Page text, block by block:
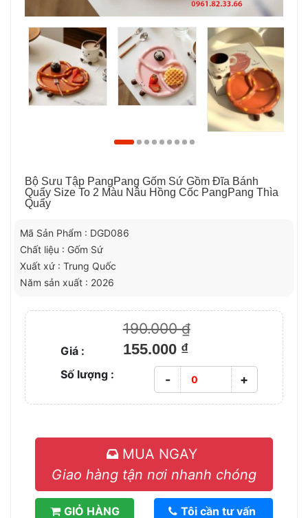
Bộ Sưu Tập PangPang Gốm Sứ Gồm Đĩa Bánh
Quẩy Size To 2 Màu Nâu Hồng Cốc PangPang Thìa
Quẩy
Mã Sản Phẩm : DGD086
Chất liệu : Gốm Sứ
Xuất xứ : Trung Quốc
Năm sản xuất : 2026
190.000 ₫
Giá : 155.000 ₫
Số lượng : - +
MUA NGAY
Giao hàng tận nơi nhanh chóng
GIỎ HÀNG
Tôi cần tư vấn